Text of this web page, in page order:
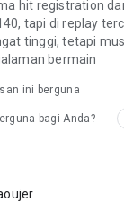
https://
hit registration
tapi di replay
tinggi, tetapi
bermain
ini berguna
bagi Anda?